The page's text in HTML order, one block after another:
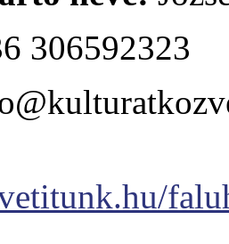
306592323